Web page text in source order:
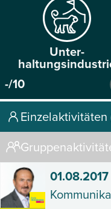
Unter­
-/10
Einzelaktivitäten
01.08.2017